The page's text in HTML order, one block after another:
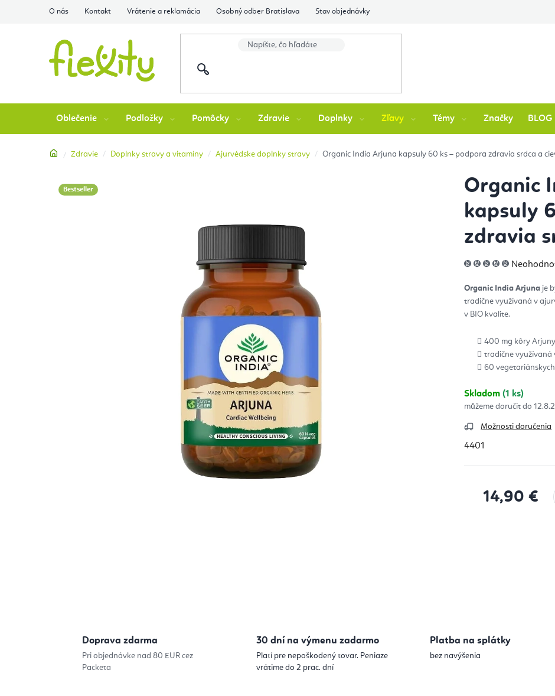
O nás Kontakt Vrátenie a reklamácia Osobný odber Bratislava Stav objednávky
Oblečenie Podložky Pomôcky Zdravie Doplnky Zľavy Témy Značky BLOG
Domov
Zdravie Doplnky stravy a vitamíny Ajurvédske doplnky stravy Organic India Arjuna kapsuly 60 ks – podpora zdravia srdca a
Organic
kapsuly
zdravia
Priemerné
0,0
z
5
Organic India Arjuna je
tradične využívaná v
v BIO kvalite.
400 mg kôry
tradične využívaná
60
Skladom(1 ks)
Možnosti doručenia
4401
14,90 €
Bestseller
Doprava zdarma
Pri objednávke nad 80 EUR cez
Packeta
30 dní na výmenu zadarmo
Platí pre nepoškodený tovar. Peniaze
vrátime do 2 prac. dní
Platba na splátky
bez navýšenia